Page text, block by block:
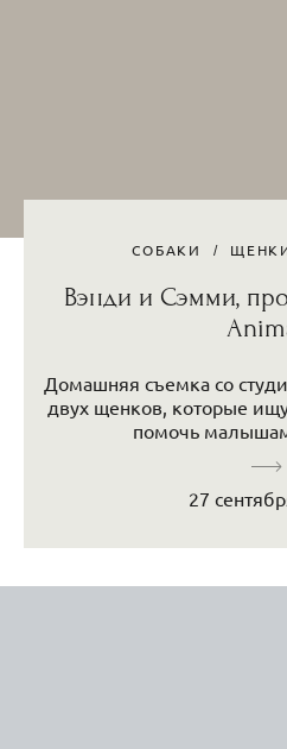
СОБАКИ
Вэнди и Сэмми,
Домашняя съемка со
двух щенков, которые
помочь
27